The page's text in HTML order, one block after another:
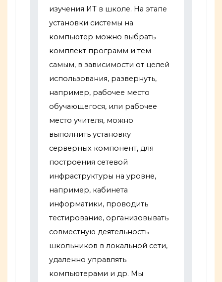
изучения ИТ в школе. На этапе
установки системы на
компьютер можно выбрать
комплект программ и тем
самым, в зависимости от целей
использования, развернуть,
например, рабочее место
обучающегося, или рабочее
место учителя, можно
выполнить установку
серверных компонент, для
построения сетевой
инфраструктуры на уровне,
например, кабинета
информатики, проводить
тестирование, организовывать
совместную деятельность
школьников в локальной сети,
удаленно управлять
компьютерами и др. Мы